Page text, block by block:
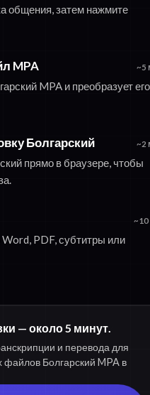
общения, затем нажмите
MPA ~5
MPA и преобразует
Болгарский ~2
прямо в браузере, чтобы
~10
Word, PDF, субтитры или
— около 5 минут.
и перевода для
файлов Болгарский MPA в